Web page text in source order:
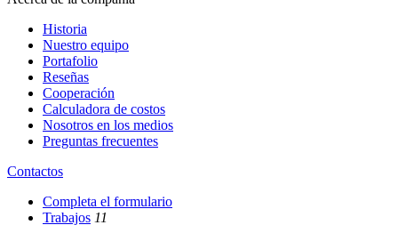
Historia
Nuestro equipo
Portafolio
Reseñas
Cooperación
Calculadora de costos
Nosotros en los medios
Preguntas frecuentes
Contactos
Completa el formulario
Trabajos 11